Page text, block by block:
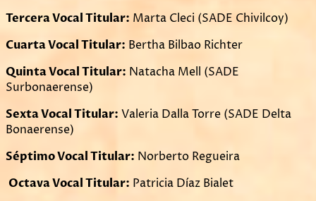
Tercera Vocal Titular: Marta Cleci (SADE Chivilcoy)
Cuarta Vocal Titular: Bertha Bilbao Richter
Quinta Vocal Titular: Natacha Mell (SADE
Surbonaerense)
Sexta Vocal Titular: Valeria Dalla Torre (SADE Delta
Bonaerense)
Séptimo Vocal Titular: Norberto Regueira
Octava Vocal Titular: Patricia Díaz Bialet